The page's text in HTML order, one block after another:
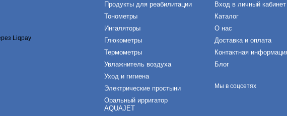
Продукты для реабилитации
Тонометры
Ингаляторы
Глюкометры
Термометры
Увлажнитель воздуха
Уход и гигиена
Электрические простыни
Оральный ирригатор
AQUAJET
Вход в личный кабинет
Каталог
О нас
Доставка и оплата
Контактная
Блог
Мы в соцсетях